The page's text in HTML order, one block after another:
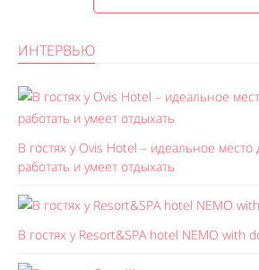
ИНТЕРВЬЮ
В гостях у Ovis Hotel – идеальное место
работать и умеет отдыхать
В гостях у Resort&SPA hotel NEMO with